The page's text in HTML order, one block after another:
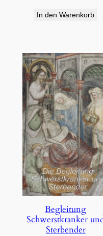
In den Warenkorb
Begleitung
Schwerstkranker
Sterbender